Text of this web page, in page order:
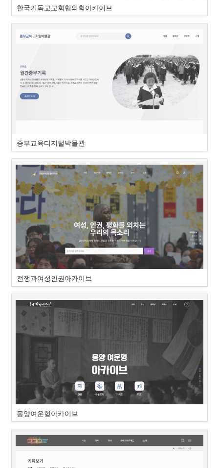
한국기독교교회협의회아카이브
중부교육디지털박물관
전쟁과여성인권아카이브
몽양여운형아카이브